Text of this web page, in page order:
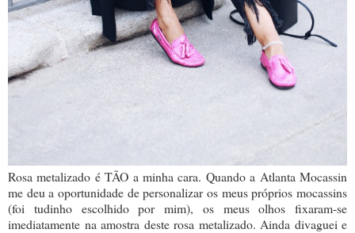
Rosa metalizado é TÃO a minha cara. Quando a Atlanta Mocassin
me deu a oportunidade de personalizar os meus próprios mocassins
(foi tudinho escolhido por mim), os meus olhos fixaram-se
imediatamente na amostra deste rosa metalizado. Ainda divaguei e